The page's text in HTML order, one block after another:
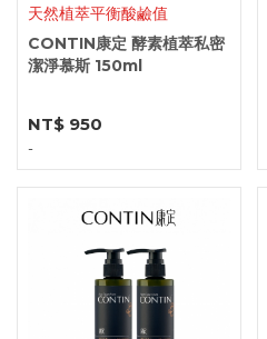
天然植萃平衡酸鹼值
CONTIN康定 酵素植萃私密
潔淨慕斯 150ml
NT$ 950
-